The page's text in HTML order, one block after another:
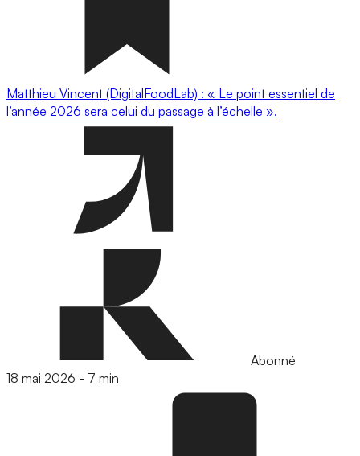
Matthieu Vincent (DigitalFoodLab) : « Le point essentiel de
l’année 2026 sera celui du passage à l’échelle ».
Abonné
18 mai 2026 - 7 min